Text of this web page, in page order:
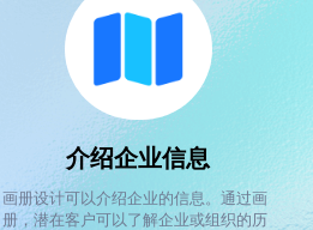
介绍企业信息
画册设计可以介绍企业的信息。通过画
册，潜在客户可以了解企业或组织的历